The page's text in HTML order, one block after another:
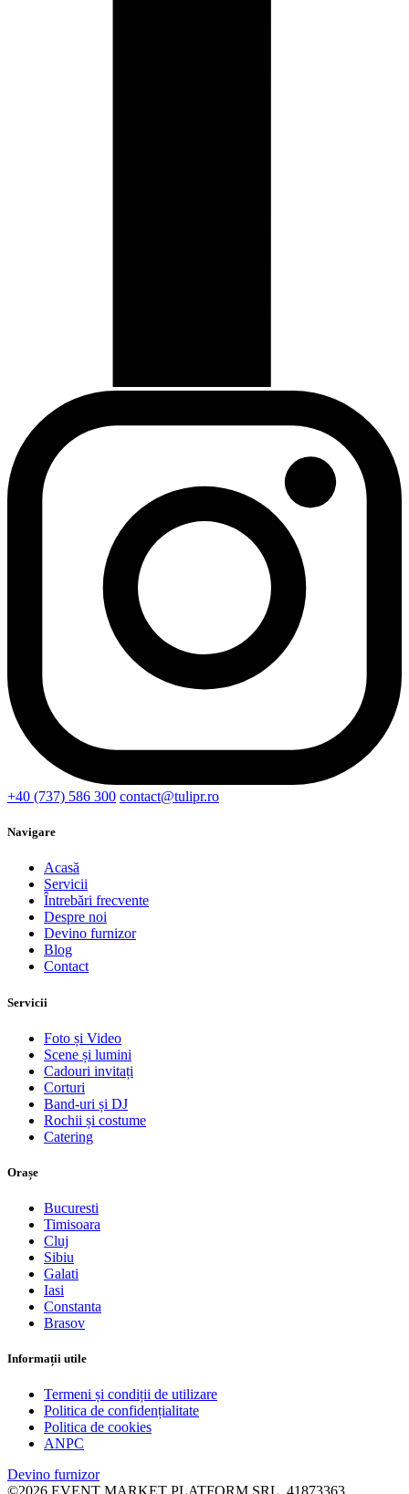
+40 (737) 586 300 contact@tulipr.ro
Navigare
Acasă
Servicii
Întrebări frecvente
Despre noi
Devino furnizor
Blog
Contact
Servicii
Foto și Video
Scene și lumini
Cadouri invitați
Corturi
Band-uri și DJ
Rochii și costume
Catering
Orașe
Bucuresti
Timisoara
Cluj
Sibiu
Galati
Iasi
Constanta
Brasov
Informații utile
Termeni și condiții de utilizare
Politica de confidențialitate
Politica de cookies
ANPC
Devino furnizor